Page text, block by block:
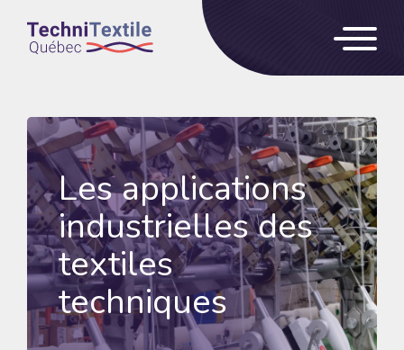
Les applications
industriellesdes
textiles
techniques